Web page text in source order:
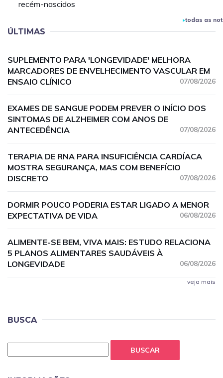
recém-nascidos
todas as
ÚLTIMAS
SUPLEMENTO PARA 'LONGEVIDADE' MELHORA
MARCADORES DE ENVELHECIMENTO VASCULAR EM
ENSAIO CLÍNICO
07/08/2026
EXAMES DE SANGUE PODEM PREVER O INÍCIO DOS
SINTOMAS DE ALZHEIMER COM ANOS DE
ANTECEDÊNCIA
07/08/2026
TERAPIA DE RNA PARA INSUFICIÊNCIA CARDÍACA
MOSTRA SEGURANÇA, MAS COM BENEFÍCIO
DISCRETO
07/08/2026
DORMIR POUCO PODERIA ESTAR LIGADO A MENOR
EXPECTATIVA DE VIDA
06/08/2026
ALIMENTE-SE BEM, VIVA MAIS: ESTUDO RELACIONA
5 PLANOS ALIMENTARES SAUDÁVEIS À
LONGEVIDADE
06/08/2026
veja mais
BUSCA
BUSCAR